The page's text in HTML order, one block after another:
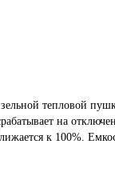
тепловой
на
к 100%.